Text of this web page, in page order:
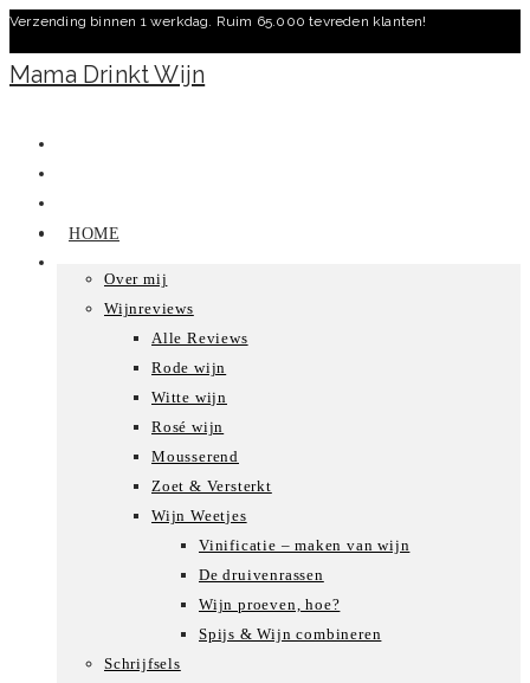
Ga
naar
inhoud
Verzending binnen 1 werkdag. Ruim 65.000 tevreden klanten!
Mama Drinkt Wijn
HOME
Over mij
Wijnreviews
Alle Reviews
Rode wijn
Witte wijn
Rosé wijn
Mousserend
Zoet & Versterkt
Wijn Weetjes
Vinificatie – maken van wijn
De druivenrassen
Wijn proeven, hoe?
Spijs & Wijn combineren
Schrijfsels